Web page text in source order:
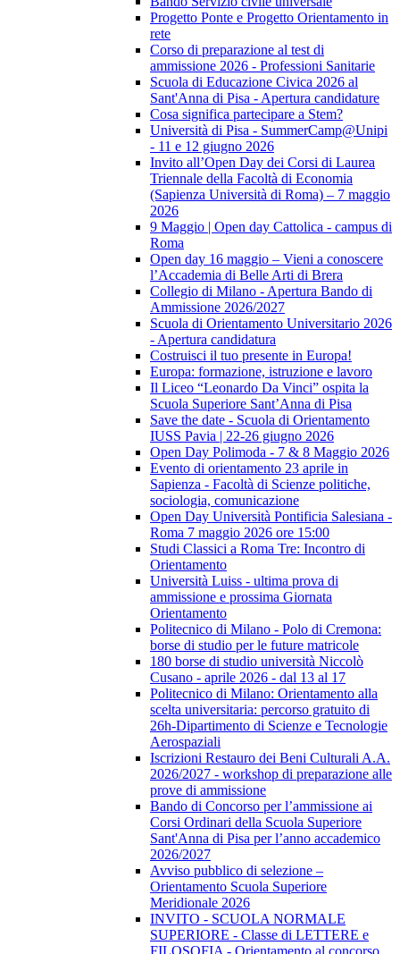
Progetto Ponte e Progetto Orientamento in
rete
Corso di preparazione al test di
ammissione 2026 - Professioni Sanitarie
Scuola di Educazione Civica 2026 al
Sant'Anna di Pisa - Apertura candidature
Cosa significa partecipare a Stem?
Università di Pisa - SummerCamp@Unipi
- 11 e 12 giugno 2026
Invito all’Open Day dei Corsi di Laurea
Triennale della Facoltà di Economia
(Sapienza Università di Roma) – 7 maggio
2026
9 Maggio | Open day Cattolica - campus di
Roma
Open day 16 maggio – Vieni a conoscere
l’Accademia di Belle Arti di Brera
Collegio di Milano - Apertura Bando di
Ammissione 2026/2027
Scuola di Orientamento Universitario 2026
- Apertura candidatura
Costruisci il tuo presente in Europa!
Europa: formazione, istruzione e lavoro
Il Liceo “Leonardo Da Vinci” ospita la
Scuola Superiore Sant’Anna di Pisa
Save the date - Scuola di Orientamento
IUSS Pavia | 22-26 giugno 2026
Open Day Polimoda - 7 & 8 Maggio 2026
Evento di orientamento 23 aprile in
Sapienza - Facoltà di Scienze politiche,
sociologia, comunicazione
Open Day Università Pontificia Salesiana -
Roma 7 maggio 2026 ore 15:00
Studi Classici a Roma Tre: Incontro di
Orientamento
Università Luiss - ultima prova di
ammissione e prossima Giornata
Orientamento
Politecnico di Milano - Polo di Cremona:
borse di studio per le future matricole
180 borse di studio università Niccolò
Cusano - aprile 2026 - dal 13 al 17
Politecnico di Milano: Orientamento alla
scelta universitaria: percorso gratuito di
26h-Dipartimento di Scienze e Tecnologie
Aerospaziali
Iscrizioni Restauro dei Beni Culturali A.A.
2026/2027 - workshop di preparazione alle
prove di ammissione
Bando di Concorso per l’ammissione ai
Corsi Ordinari della Scuola Superiore
Sant'Anna di Pisa per l’anno accademico
2026/2027
Avviso pubblico di selezione –
Orientamento Scuola Superiore
Meridionale 2026
INVITO - SCUOLA NORMALE
SUPERIORE - Classe di LETTERE e